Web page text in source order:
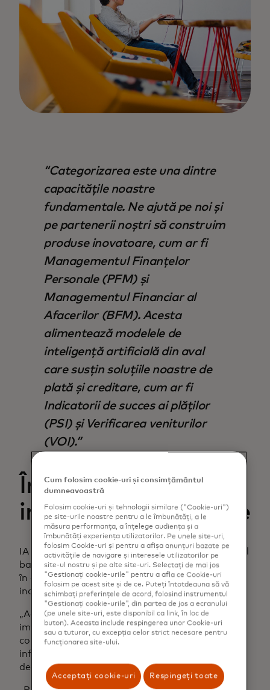
Categorizarea este una dintre
capacitățile noastre
fundamentale. Ne ajută pe noi și
pe partenerii noștri să construim
produse inovatoare, cum ar fi
Managementul Finanțelor
Personale (PFM) și
Managementul Financiar al
Afacerilor (BFM). Acesta
alimentează modelele de
inteligență artificială din aval
care susțin soluțiile noastre de
plată și creditare, cum ar fi
Indicatorii de succes ai plăților
(PSI) și Verificarea veniturilor
(VOI).
Îmbunătățirea
incluziunii financiare
IA oferă numeroase oportunități pentru sistemul
bancar deschis, iar un aspect crucial este modul
în care face ca acordarea de credite să fie mai
incluzivă.
„Agențiile de credit tradiționale nu oferă o
imagine completă a sănătății financiare a unui
consumator, iar scorurile de credit exclud adesea
informații relevante precum veniturile și fluxurile
de numerar”, spune Serge Benard și subliniază:
Cum folosim cookie-uri și consimțământul
dumneavoastră
Folosim cookie-uri și tehnologii similare ("Cookie-uri")
pe site-urile noastre pentru a le îmbunătăți, a le
măsura performanța, a înțelege audiența și a
îmbunătăți experiența utilizatorilor. Pe unele site-uri,
folosim Cookie-uri și pentru a afișa anunțuri bazate pe
activitățile de navigare și interesele utilizatorilor pe
site-ul nostru și pe alte site-uri. Selectați de mai jos
"Gestionați cookie-urile" pentru a afla ce Cookie-uri
folosim pe acest site și de ce. Puteți întotdeauna să vă
schimbați preferințele de acord, folosind instrumentul
"Gestionați cookie-urile", din partea de jos a ecranului
(pe unele site-uri, este disponibil ca link, în loc de
buton). Aceasta include respingerea unor Cookie-uri
sau a tuturor, cu excepția celor strict necesare pentru
funcționarea site-ului.
Acceptați cookie-uri Respingeți toate